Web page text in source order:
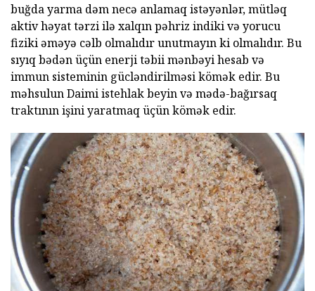
buğda yarma dəm necə anlamaq istəyənlər, mütləq
aktiv həyat tərzi ilə xalqın pəhriz indiki və yorucu
fiziki əməyə cəlb olmalıdır unutmayın ki olmalıdır. Bu
sıyıq bədən üçün enerji təbii mənbəyi hesab və
immun sisteminin gücləndirilməsi kömək edir. Bu
məhsulun Daimi istehlak beyin və mədə-bağırsaq
traktının işini yaratmaq üçün kömək edir.